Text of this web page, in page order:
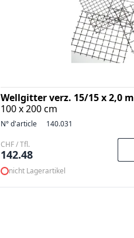
Wellgitter verz. 15/15 x 2,0
100 x 200 cm
N° d'article 140.031
CHF / Tfl.
142.48
nicht Lagerartikel